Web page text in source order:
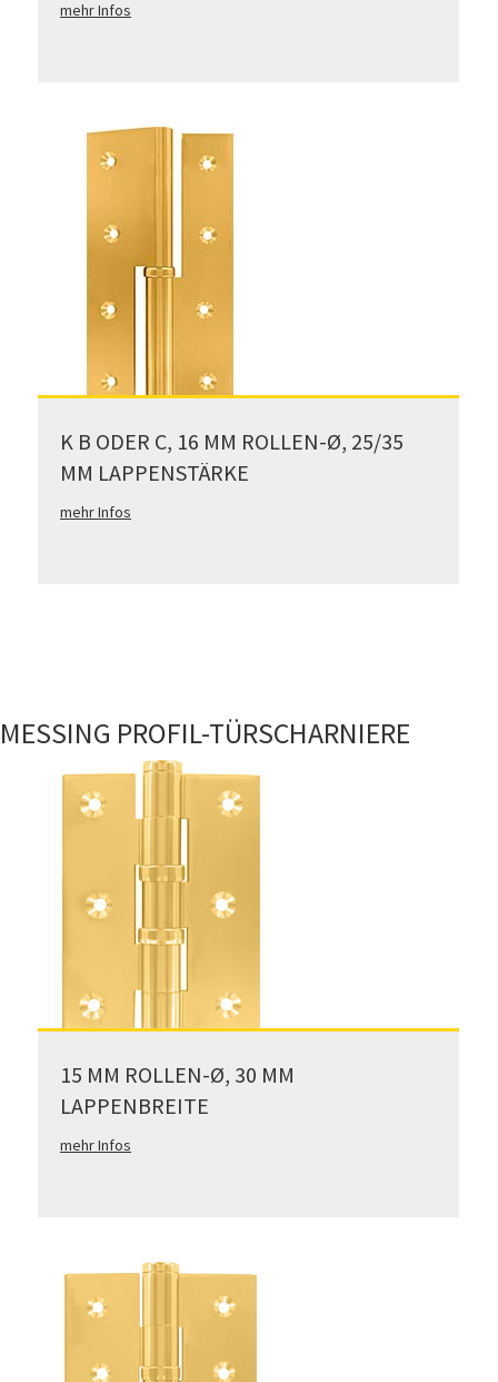
mehr Infos
K B ODER C, 16 MM ROLLEN-Ø, 25/35
MM LAPPENSTÄRKE
mehr Infos
MESSING PROFIL-TÜRSCHARNIERE
15 MM ROLLEN-Ø, 30 MM
LAPPENBREITE
mehr Infos